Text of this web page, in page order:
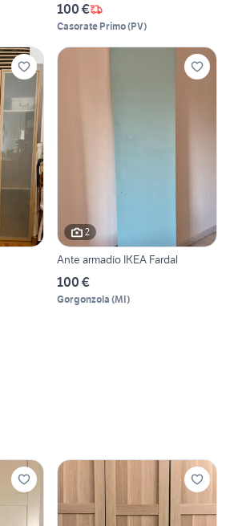
100 €
Casorate Primo(PV)
2
Ante armadio IKEA Fardal
100 €
Gorgonzola (MI)